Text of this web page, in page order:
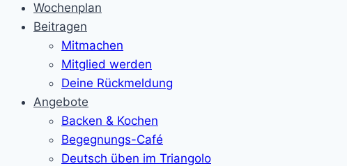
Wochenplan
Beitragen
Mitmachen
Mitglied werden
Deine Rückmeldung
Angebote
Backen & Kochen
Begegnungs-Café
Deutsch üben im Triangolo